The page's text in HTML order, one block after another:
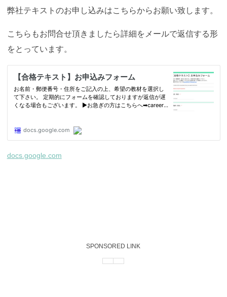
弊社テキストのお申し込みはこちらからお願い致します。
こちらもお問合せ頂きましたら詳細をメールで返信する形
をとっています。
docs.google.com
SPONSORED LINK